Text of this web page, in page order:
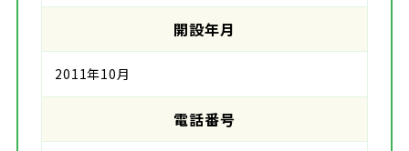
開設年月
2011年10月
電話番号